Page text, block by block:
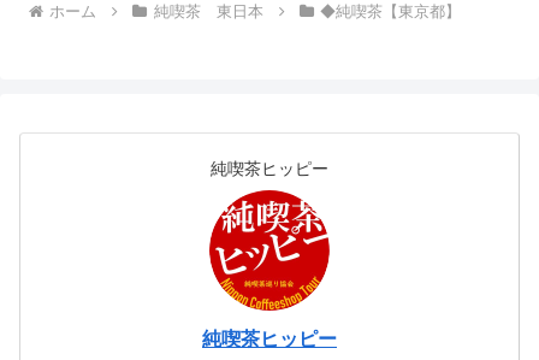
ホーム 純喫茶 東日本 ◆純喫茶【東京都】
純喫茶ヒッピー
純喫茶ヒッピー